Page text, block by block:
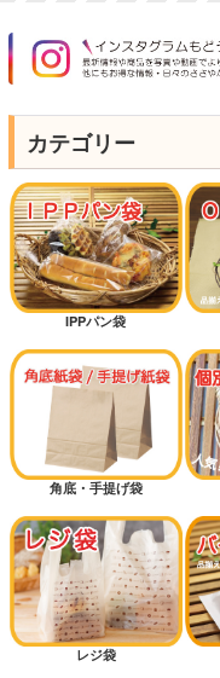
カテゴリー
IPPパン袋
角底・手提げ袋
レジ袋